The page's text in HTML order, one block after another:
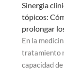
Sinergia
tópicos:
prolongar
En la
tratamiento
capacidad